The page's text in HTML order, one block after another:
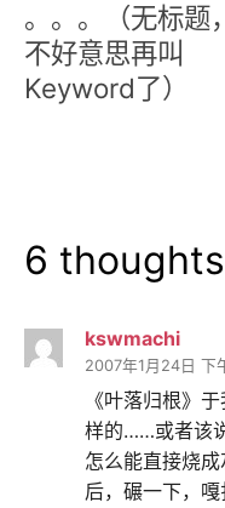
导
航
。。。（无标题，
不好意思再叫
Keyword了）
6
kswmachi
2007年1月24日 下
《叶落归根》
样的……或者该
怎么能直接烧
后，碾一下，